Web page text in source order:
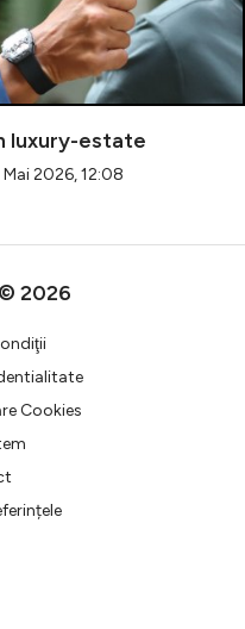
luxury-estate
2026, 12:08
2026
Cookies